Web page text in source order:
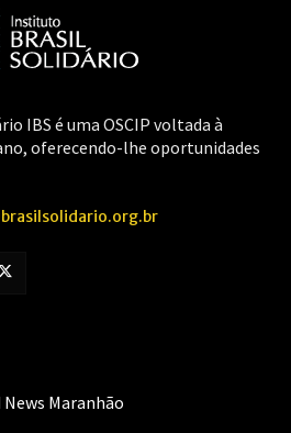
IBS é uma OSCIP voltada à
oferecendo-lhe oportunidades
News Maranhão